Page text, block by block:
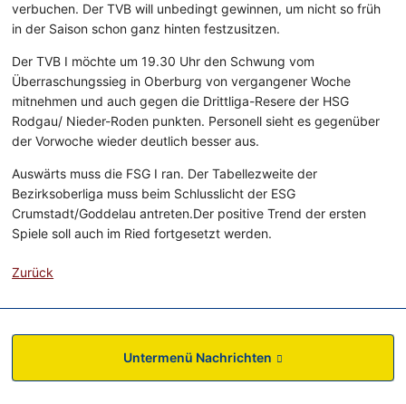
verbuchen. Der TVB will unbedingt gewinnen, um nicht so früh
in der Saison schon ganz hinten festzusitzen.
Der TVB I möchte um 19.30 Uhr den Schwung vom
Überraschungssieg in Oberburg von vergangener Woche
mitnehmen und auch gegen die Drittliga-Resere der HSG
Rodgau/ Nieder-Roden punkten. Personell sieht es gegenüber
der Vorwoche wieder deutlich besser aus.
Auswärts muss die FSG I ran. Der Tabellezweite der
Bezirksoberliga muss beim Schlusslicht der ESG
Crumstadt/Goddelau antreten.Der positive Trend der ersten
Spiele soll auch im Ried fortgesetzt werden.
Zurück
Untermenü Nachrichten